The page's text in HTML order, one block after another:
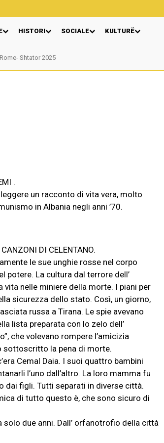
HISTORI SOCIALE KULTURË
Shtator 2025
.
un racconto di vita vera, molto
in Albania negli anni ’70.
DI CELENTANO.
le sue unghie rosse nel corpo
potere. La cultura dal terrore dell’
vita nelle miniere della morte. I piani per
sicurezza dello stato. Così, un giorno,
russa a Tirana. Le spie avevano
lista preparata con lo zelo dell’
che volevano rompere l’amicizia
sottoscritto la pena di morte.
Cemal Daia. I suoi quattro bambini
l’uno dall’altro. La loro mamma fu
dai figli. Tutti separati in diverse città.
di tutto questo è, che sono sicuro di
solo due anni. Dall’ orfanotrofio della città